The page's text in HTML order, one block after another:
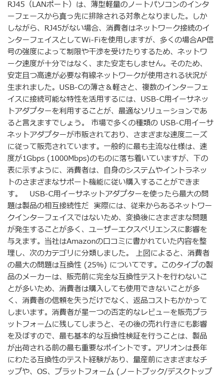
RJ45（LANポート）は、薄型軽量のノートパソコンのインタ
ーフェースから真っ先に排除される対象となりました。しか
しながら、RJ45がない場合、消費者はネットワーク接続のイ
ンターフェイスとしてWi-Fiを使用しますが、多くの場合AP信
号の強度によって制限や干渉を受けたりするため、ネットワ
ーク速度が十分ではなく、また安定もしません。そのため、
安定且つ高速が必要な有線ネットワークが使用される状況が
生まれました。USB-Cの薄さ＆軽さと、複数のインターフェ
イスに接続可能な特性を活用するには、USB-C用イーサネッ
トアダプターを利用することが、最適なソリューションであ
ると言えますでしょう。 市場で多くの種類の USB-C用イーサ
ネットアダプターが市販されており、さまざまな速度ニーズ
に従って販売されています。一般的に最も主流な仕様は、速
度が1Gbps (1000Mbps)のものに落ち着いていますが、下の
表に示すように、消費者は、自身のシステムやイントラネッ
トのさまざまなサポート機能に従い購入することができま
す。 USB-C用イーサネットアダプターを使ったら最大の問
題は製品の相互接続性だ 実際には、従来からあるネットワー
クインターフェイスではないため、変換後にさまざまな問題
が発生することが多く、ユーザーエクスペリエンスに影響を
与えます。当社はAmazonの口コミに書かれていた内容を整
理し、次のカテゴリに分類しました。 上図によると、消費者
の最大の問題は互換性 (25%) についてです。このタイプの製
品のメーカーは、販売前に完全な互換性テストを行わないこ
とが多いため、消費者は購入しても使用できないことが多
く、消費者の信頼を失うだけでなく、返品コストもかかって
しまいます。消費者が星一つの否定的なレビューを販売プラ
ットフォームに残してしまうと、その後の売れ行きにも影響
を及ぼすので、最も基本的な互換性検証を行うことは、製品
が出荷される前の最も重要なポイントです。アリオンは長年
にわたる互換性のテスト経験があり、量産前にさまざまなチ
ップや、OS、プラットフォーム (ノートブック/デスクトップ